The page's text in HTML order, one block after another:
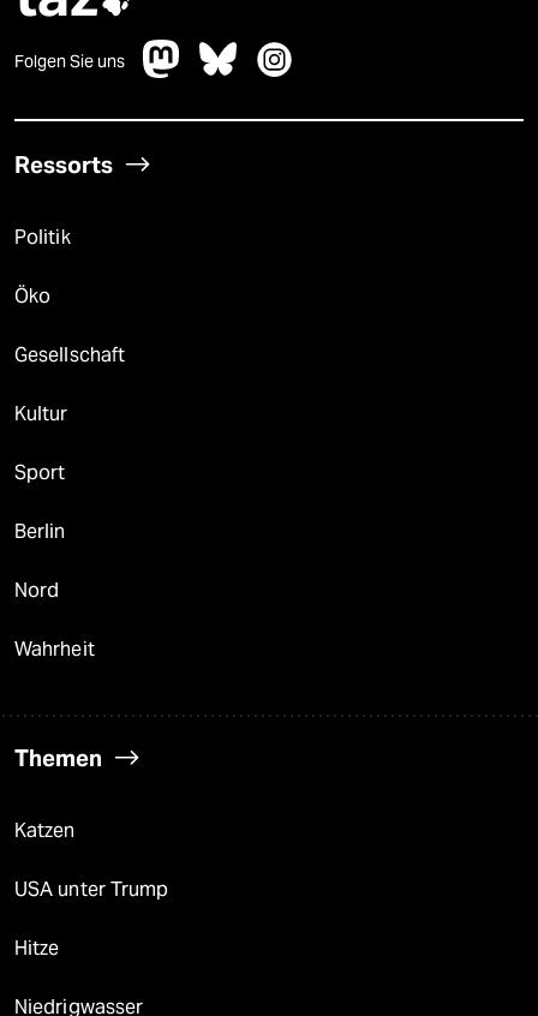
Folgen Sie uns
Ressorts
Politik
Öko
Gesellschaft
Kultur
Sport
Berlin
Nord
Wahrheit
Themen
Katzen
USA unter Trump
Hitze
Niedrigwasser